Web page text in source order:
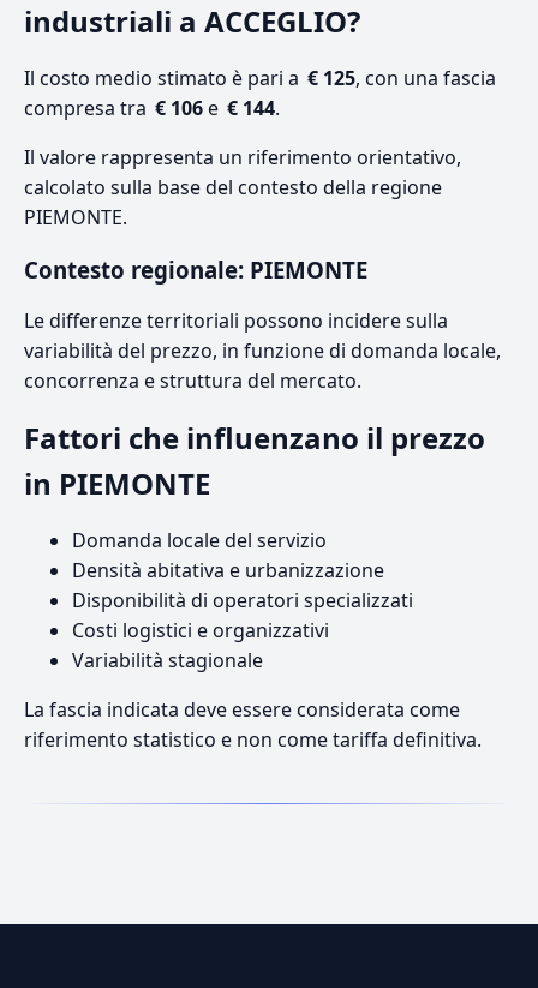
industriali a ACCEGLIO?
Il costo medio stimato è pari a € 125, con una fascia
compresa tra € 106e € 144.
Il valore rappresenta un riferimento orientativo,
calcolato sulla base del contesto della regione
PIEMONTE.
Contesto regionale: PIEMONTE
Le differenze territoriali possono incidere sulla
variabilità del prezzo, in funzione di domanda locale,
concorrenza e struttura del mercato.
Fattori che influenzano il prezzo
in PIEMONTE
Domanda locale del servizio
Densità abitativa e urbanizzazione
Disponibilità di operatori specializzati
Costi logistici e organizzativi
Variabilità stagionale
La fascia indicata deve essere considerata come
riferimento statistico e non come tariffa definitiva.